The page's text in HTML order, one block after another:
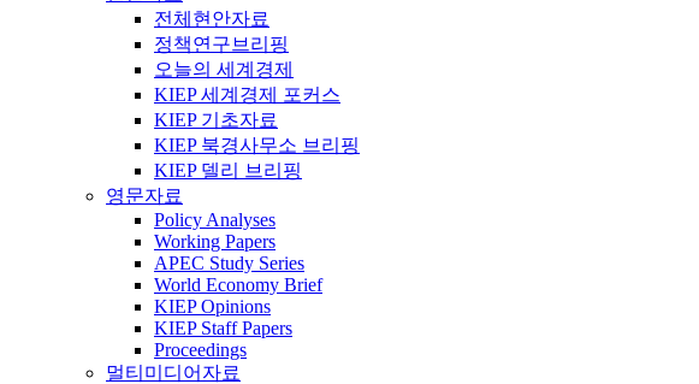
전체현안자료
정책연구브리핑
오늘의 세계경제
KIEP 세계경제 포커스
KIEP 기초자료
KIEP 북경사무소 브리핑
KIEP 델리 브리핑
영문자료
Policy Analyses
Working Papers
APEC Study Series
World Economy Brief
KIEP Opinions
KIEP Staff Papers
Proceedings
멀티미디어자료